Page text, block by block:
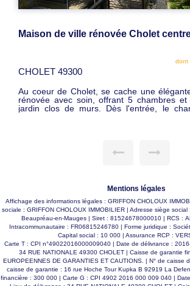
Maison de ville rénovée Cholet
dont
CHOLET 49300
Au coeur de Cholet, se cache une
rénovée avec soin, offrant 5 chambres
jardin clos de murs. Dès l'entrée, le charme opère : les
escalier en bois mène au premier étage, où
supplémentaires et une salle d'eau avec WC, offrant un
espace nuit parfaitement adapté à une
l'accueil d'invités, en toute indépendance. La bâtisse dispose
d'un garage avec portail motorisé avec
indispensable en centre ville et d'une
pour stockage. À l'extérieur, le charme se prolonge avec un
jardin joliment arboré et clos de murs
centre-ville. Vous y découvrirez une
préau pour profiter des beaux jours à
piscine hors-sol en bois avec voiles d'ombrage.
située à proximité immédiate des
Mentions légales
Affichage des informations légales : GRIFFON CHOLOUX
sociale : GRIFFON CHOLOUX IMMOBILIER | Adresse siège
Beaupréau-en-Mauges | Siret : 81524678000010 | RCS :
Intracommunautaire : FR06815246780 | Forme juridique :
Capital social : 10 000 | Assurance RCP :
Carte T : CPI n°49022016000009040 | Date de délivrance :
34 RUE NATIONALE 49300 CHOLET | Caisse de garantie
EUROPEENNES DE GARANTIES ET CAUTIONS. | N° de caisse
caisse de garantie : 16 rue Hoche Tour Kupka B 92919 La
financière : 300 000 | Carte G : CPI 4902 2016 000 009 040 |